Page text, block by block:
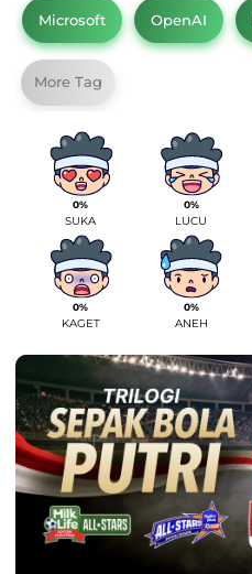
Microsoft OpenAI
More Tag
0%
SUKA
0%
LUCU
0%
KAGET
0%
ANEH